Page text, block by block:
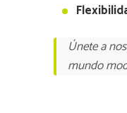
Únete a
mundo